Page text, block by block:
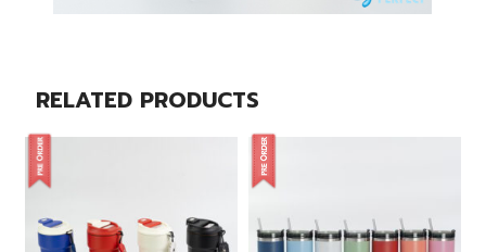
RELATED PRODUCTS